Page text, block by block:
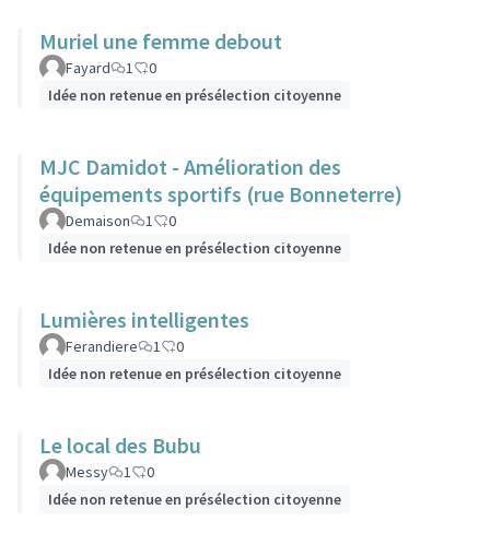
Muriel une femme debout
Fayard 1
0
Idée non retenue en présélection citoyenne
MJC Damidot - Amélioration des
équipements sportifs (rue Bonneterre)
Demaison 1
0
Idée non retenue en présélection citoyenne
Lumières intelligentes
Ferandiere 1
0
Idée non retenue en présélection citoyenne
Le local des Bubu
Messy 1
0
Idée non retenue en présélection citoyenne